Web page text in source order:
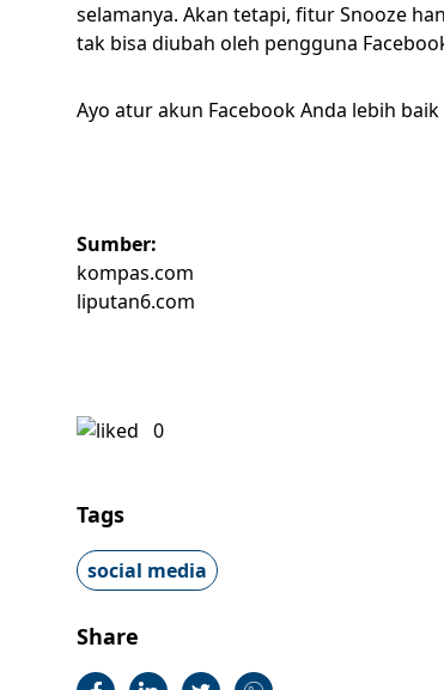
selamanya. Akan tetapi, fitur Snooze
tak bisa diubah oleh pengguna
Ayo atur akun Facebook Anda lebih
Sumber:
kompas.com
liputan6.com
0
Tags
social media
Share